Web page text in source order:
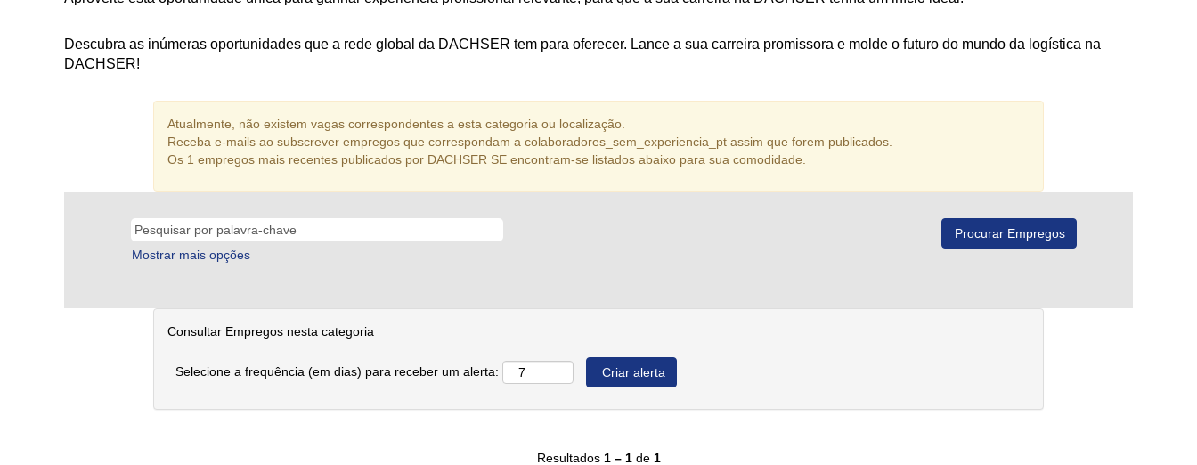
Descubra as inúmeras oportunidades que a rede global da DACHSER tem para oferecer. Lance a sua carreira promissora e molde o futuro do mundo da logística na
DACHSER!
Atualmente, não existem vagas correspondentes a esta categoria ou localização.
Receba e-mails ao subscrever empregos que correspondam a colaboradores_sem_experiencia_pt assim que forem publicados.
Os 1 empregos mais recentes publicados por DACHSER SE encontram-se listados abaixo para sua comodidade.
Mostrar mais opções
Consultar Empregos nesta categoria
Selecione a frequência (em dias) para receber um alerta:
Resultados 1 – 1de 1